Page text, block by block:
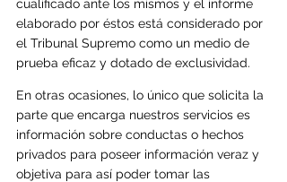
cualificado ante los mismos y el informe
elaborado por éstos está considerado por
el Tribunal Supremo como un medio de
prueba eficaz y dotado de exclusividad.
En otras ocasiones, lo único que solicita la
parte que encarga nuestros servicios es
información sobre conductas o hechos
privados para poseer información veraz y
objetiva para así poder tomar las